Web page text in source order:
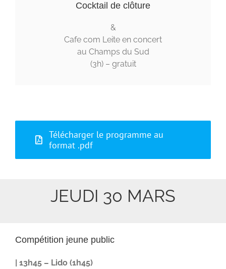
Cocktail de clôture
&
Cafe com Leite en concert
au Champs du Sud
(3h) – gratuit
Télécharger le programme au
format .pdf
JEUDI 30 MARS
Compétition jeune public
| 13h45 – Lido (1h45)